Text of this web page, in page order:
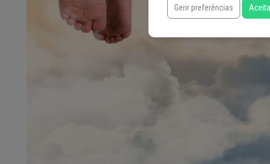
Gerir preferências